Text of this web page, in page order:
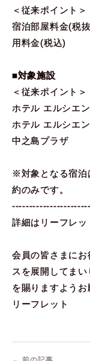
＜従来ポイント
宿泊部屋料金(税
用料金(税込)
■対象施設
＜従来ポイント
ホテル エルシエ
ホテル エルシエ
中之島プラザ
※対象となる宿泊
約のみです。
詳細はリーフレッ
会員の皆さまに
スを展開してま
を賜りますようお
リーフレット